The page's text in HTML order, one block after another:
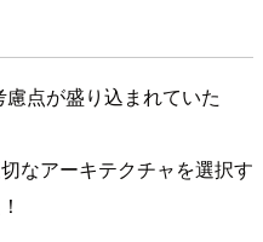
点が盛り込まれていた
なアーキテクチャを選択す